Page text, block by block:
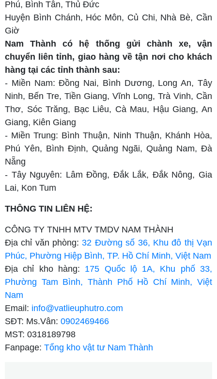
Phú, Bình Tân, Thủ Đức
Huyện Bình Chánh, Hóc Môn, Củ Chi, Nhà Bè, Cần
Giờ
Nam Thành có hệ thống gửi chành xe, vận
chuyển liên tỉnh, giao hàng về tận nơi cho khách
hàng tại các tỉnh thành sau:
- Miền Nam: Đồng Nai, Bình Dương, Long An, Tây
Ninh, Bến Tre, Tiền Giang, Vĩnh Long, Trà Vinh, Cần
Thơ, Sóc Trăng, Bạc Liêu, Cà Mau, Hậu Giang, An
Giang, Kiên Giang
- Miền Trung: Bình Thuận, Ninh Thuận, Khánh Hòa,
Phú Yên, Bình Định, Quảng Ngãi, Quảng Nam, Đà
Nẵng
- Tây Nguyên: Lâm Đồng, Đắk Lắk, Đắk Nông, Gia
Lai, Kon Tum
THÔNG TIN LIÊN HỆ:
CÔNG TY TNHH MTV TMDV NAM THÀNH
Địa chỉ văn phòng:32 Đường số 36, Khu đô thị Vạn
Phúc, Phường Hiệp Bình, TP. Hồ Chí Minh, Việt Nam
Địa chỉ kho hàng: 175 Quốc lộ 1A, Khu phố 33,
Phường Tam Bình, Thành Phố Hồ Chí Minh, Việt
Nam
Email: info@vatlieuphutro.com
SĐT: Ms.Vân: 0902469466
MST: 0318189798
Fanpage: Tổng kho vật tư Nam Thành